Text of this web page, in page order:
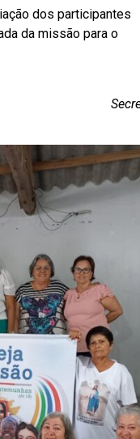
dos participantes
da missão para o